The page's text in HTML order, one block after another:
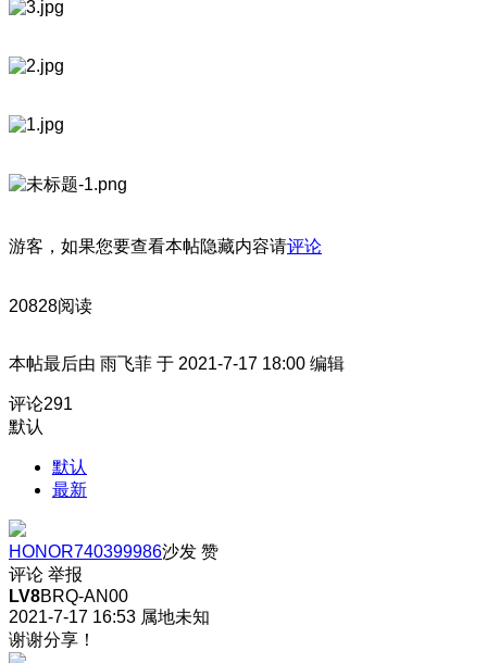
游客，如果您要查看本帖隐藏内容请评论
20828阅读
本帖最后由 雨飞菲 于 2021-7-17 18:00 编辑
评论291
默认
默认
最新
HONOR740399986沙发 赞
评论 举报
LV8BRQ-AN00
2021-7-17 16:53 属地未知
谢谢分享！